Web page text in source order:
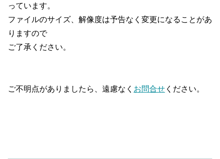
っています。
ファイルのサイズ、解像度は予告なく変更になることがあ
りますので
ご了承ください。
ご不明点がありましたら、遠慮なく お問合せ ください。